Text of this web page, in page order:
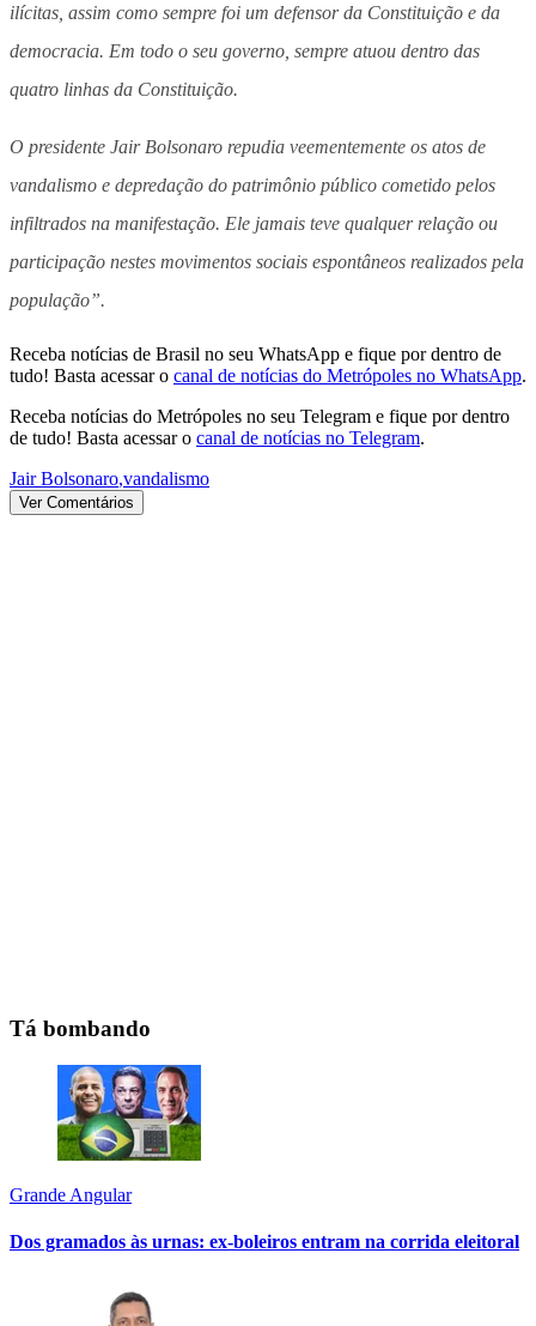
ilícitas, assim como sempre foi um defensor da Constituição e da
democracia. Em todo o seu governo, sempre atuou dentro das
quatro linhas da Constituição.
O presidente Jair Bolsonaro repudia veementemente os atos de
vandalismo e depredação do patrimônio público cometido pelos
infiltrados na manifestação. Ele jamais teve qualquer relação ou
participação nestes movimentos sociais espontâneos realizados pela
população”.
Receba notícias de Brasil no seu WhatsApp e fique por dentro de
tudo! Basta acessar o canal de notícias do Metrópoles no WhatsApp.
Receba notícias do Metrópoles no seu Telegram e fique por dentro
de tudo! Basta acessar o canal de notícias no Telegram.
Jair Bolsonaro,vandalismo
Ver Comentários
Tá bombando
Grande Angular
Dos gramados às urnas: ex-boleiros entram na corrida eleitoral